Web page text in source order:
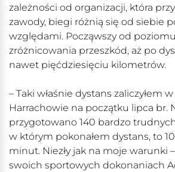
zależności od organizacji, która
zawody, biegi różnią się od siebie
względami. Począwszy od
zróżnicowania przeszkód, aż po
nawet pięćdziesięciu kilometrów.
– Taki właśnie dystans zaliczyłem
Harrachowie na początku lipca br.
przygotowano 140 bardzo
w którym pokonałem dystans, to
minut. Niezły jak na moje warunki
swoich sportowych dokonaniach